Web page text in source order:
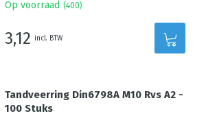
Op voorraad (400)
3,12 incl. BTW
Tandveerring Din6798A M10 Rvs A2 -
100 Stuks